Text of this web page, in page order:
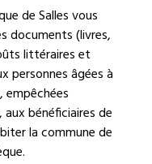
de Salles vous
documents (livres,
littéraires et
personnes âgées à
bénéficiaires de
la commune de